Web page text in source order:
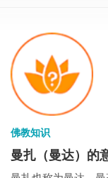
佛教知识
曼扎（曼达）的